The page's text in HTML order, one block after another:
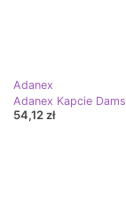
Adanex
54,12 zł